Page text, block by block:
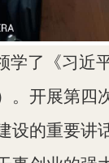
学了《习近
。 开展第四
设的重要讲